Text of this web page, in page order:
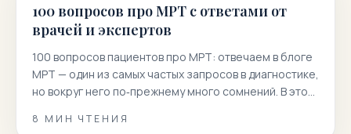
100 вопросов про МРТ с ответами от
врачей и экспертов
100 вопросов пациентов про МРТ: отвечаем в блоге
МРТ — один из самых частых запросов в диагностике,
но вокруг него по‑прежнему много сомнений. В этой
пациентов и даем короткие, точные и полезные
8 МИН ЧТЕНИЯ